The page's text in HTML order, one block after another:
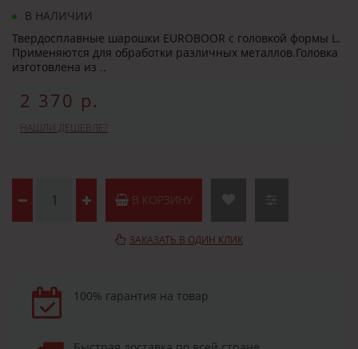
В НАЛИЧИИ
Твердосплавные шарошки EUROBOOR с головкой формы L.
Применяются для обработки различных металлов.Головка
изготовлена из ..
2 370 р.
НАШЛИ ДЕШЕВЛЕ?
В КОРЗИНУ
ЗАКАЗАТЬ В ОДИН КЛИК
100% гарантия на товар